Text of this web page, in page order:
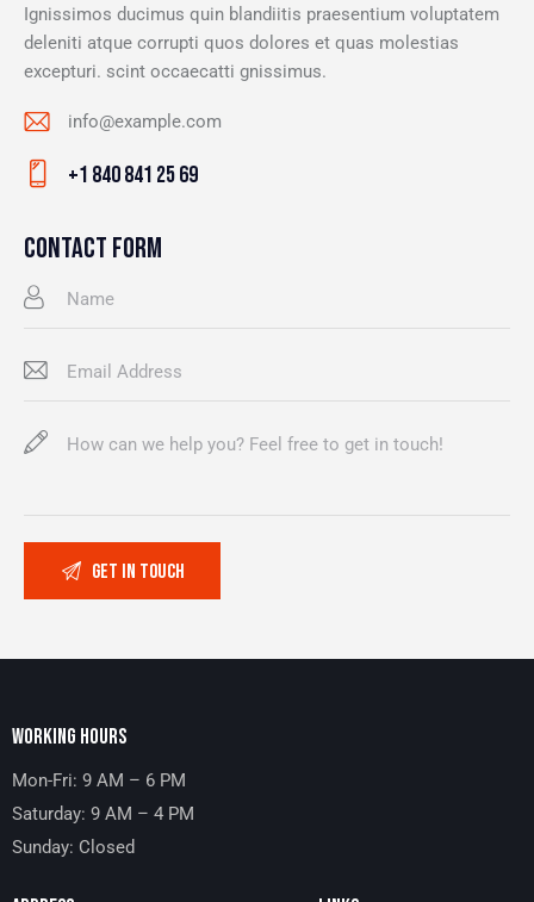
Ignissimos ducimus quin blandiitis praesentium voluptatem
deleniti atque corrupti quos dolores et quas molestias
excepturi. scint occaecatti gnissimus.
E-
m
:
info@example.com
on
+1 840 841 25 69
CONTACT FORM
WORKING HOURS
Mon-Fri: 9 AM – 6 PM
Saturday: 9 AM – 4 PM
Sunday: Closed